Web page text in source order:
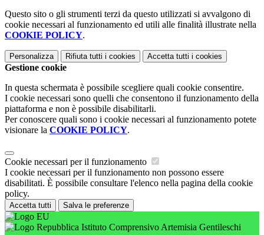
Questo sito o gli strumenti terzi da questo utilizzati si avvalgono di
cookie necessari al funzionamento ed utili alle finalità illustrate nella
COOKIE POLICY.
Personalizza Rifiuta tutti i cookies Accetta tutti i cookies
Gestione cookie
In questa schermata è possibile scegliere quali cookie consentire.
I cookie necessari sono quelli che consentono il funzionamento della
piattaforma e non è possibile disabilitarli.
Per conoscere quali sono i cookie necessari al funzionamento potete
visionare la COOKIE POLICY.
Cookie necessari per il funzionamento
I cookie necessari per il funzionamento non possono essere
disabilitati. È possibile consultare l'elenco nella pagina della cookie
policy.
Accetta tutti Salva le preferenze
Istituto Comprensivo Artemisia Gentileschi